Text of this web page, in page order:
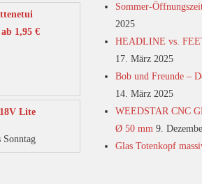
1,95 €
Lite
Sonntag
Sommer-
2025
HEADLINE vs.
17. März 2025
Bob und Freunde –
14. März 2025
WEEDSTAR CNC
Ø 50 mm 9.
Glas Totenkopf